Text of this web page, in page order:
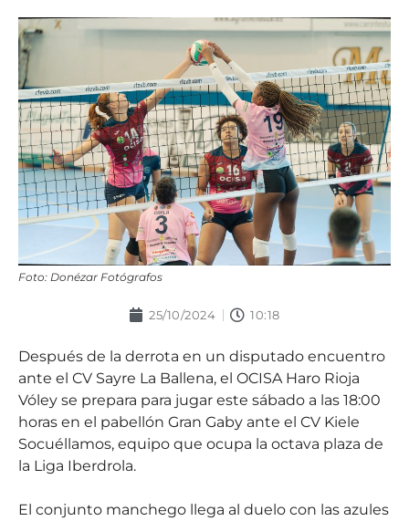
Foto: Donézar Fotógrafos
25/10/2024 10:18
Después de la derrota en un disputado encuentro
ante el CV Sayre La Ballena, el OCISA Haro Rioja
Vóley se prepara para jugar este sábado a las 18:00
horas en el pabellón Gran Gaby ante el CV Kiele
Socuéllamos, equipo que ocupa la octava plaza de
la Liga Iberdrola.
El conjunto manchego llega al duelo con las azules